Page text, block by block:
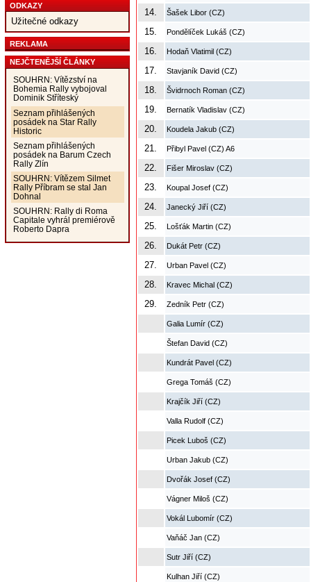
ODKAZY
Užitečné odkazy
REKLAMA
NEJČTENĚJŠÍ ČLÁNKY
SOUHRN: Vítězství na
Bohemia Rally vybojoval
Dominik Stříteský
Seznam přihlášených
posádek na Star Rally
Historic
Seznam přihlášených
posádek na Barum Czech
Rally Zlín
SOUHRN: Vítězem Silmet
Rally Příbram se stal Jan
Dohnal
SOUHRN: Rally di Roma
Capitale vyhrál premiérově
Roberto Dapra
14. Šašek Libor (CZ)
15. Pondělíček Lukáš (CZ)
16. Hodaň Vlatimil (CZ)
17. Stavjaník David (CZ)
18. Švidrnoch Roman (CZ)
19. Bernatík Vladislav (CZ)
20. Koudela Jakub (CZ)
21. Přibyl Pavel (CZ) A6
22. Fišer Miroslav (CZ)
23. Koupal Josef (CZ)
24. Janecký Jiří (CZ)
25. Lošťák Martin (CZ)
26. Dukát Petr (CZ)
27. Urban Pavel (CZ)
28. Kravec Michal (CZ)
29. Zedník Petr (CZ)
Galia Lumír (CZ)
Štefan David (CZ)
Kundrát Pavel (CZ)
Grega Tomáš (CZ)
Krajčík Jiří (CZ)
Valla Rudolf (CZ)
Picek Luboš (CZ)
Urban Jakub (CZ)
Dvořák Josef (CZ)
Vágner Miloš (CZ)
Vokál Lubomír (CZ)
Vaňáč Jan (CZ)
Sutr Jiří (CZ)
Kulhan Jiří (CZ)